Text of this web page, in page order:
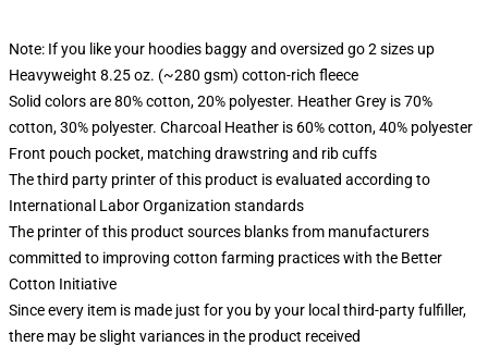
Note: If you like your hoodies baggy and oversized go 2 sizes up
Heavyweight 8.25 oz. (~280 gsm) cotton-rich fleece
Solid colors are 80% cotton, 20% polyester. Heather Grey is 70%
cotton, 30% polyester. Charcoal Heather is 60% cotton, 40% polyester
Front pouch pocket, matching drawstring and rib cuffs
The third party printer of this product is evaluated according to
International Labor Organization standards
The printer of this product sources blanks from manufacturers
committed to improving cotton farming practices with the Better
Cotton Initiative
Since every item is made just for you by your local third-party fulfiller,
there may be slight variances in the product received